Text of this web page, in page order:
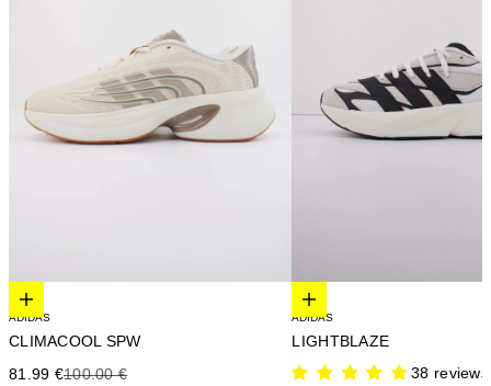
Elige opciones
ADIDAS
CLIMACOOL SPW
Precio de oferta
81.99 €Precio anterior
100.00 €
Elige opciones
ADIDAS
LIGHTBLAZE
38 reviews